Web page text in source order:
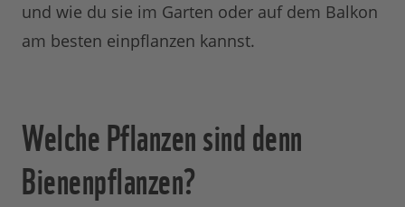
und wie du sie im Garten oder auf dem Balkon
am besten einpflanzen kannst.
Welche Pflanzen sind denn
Bienenpflanzen?